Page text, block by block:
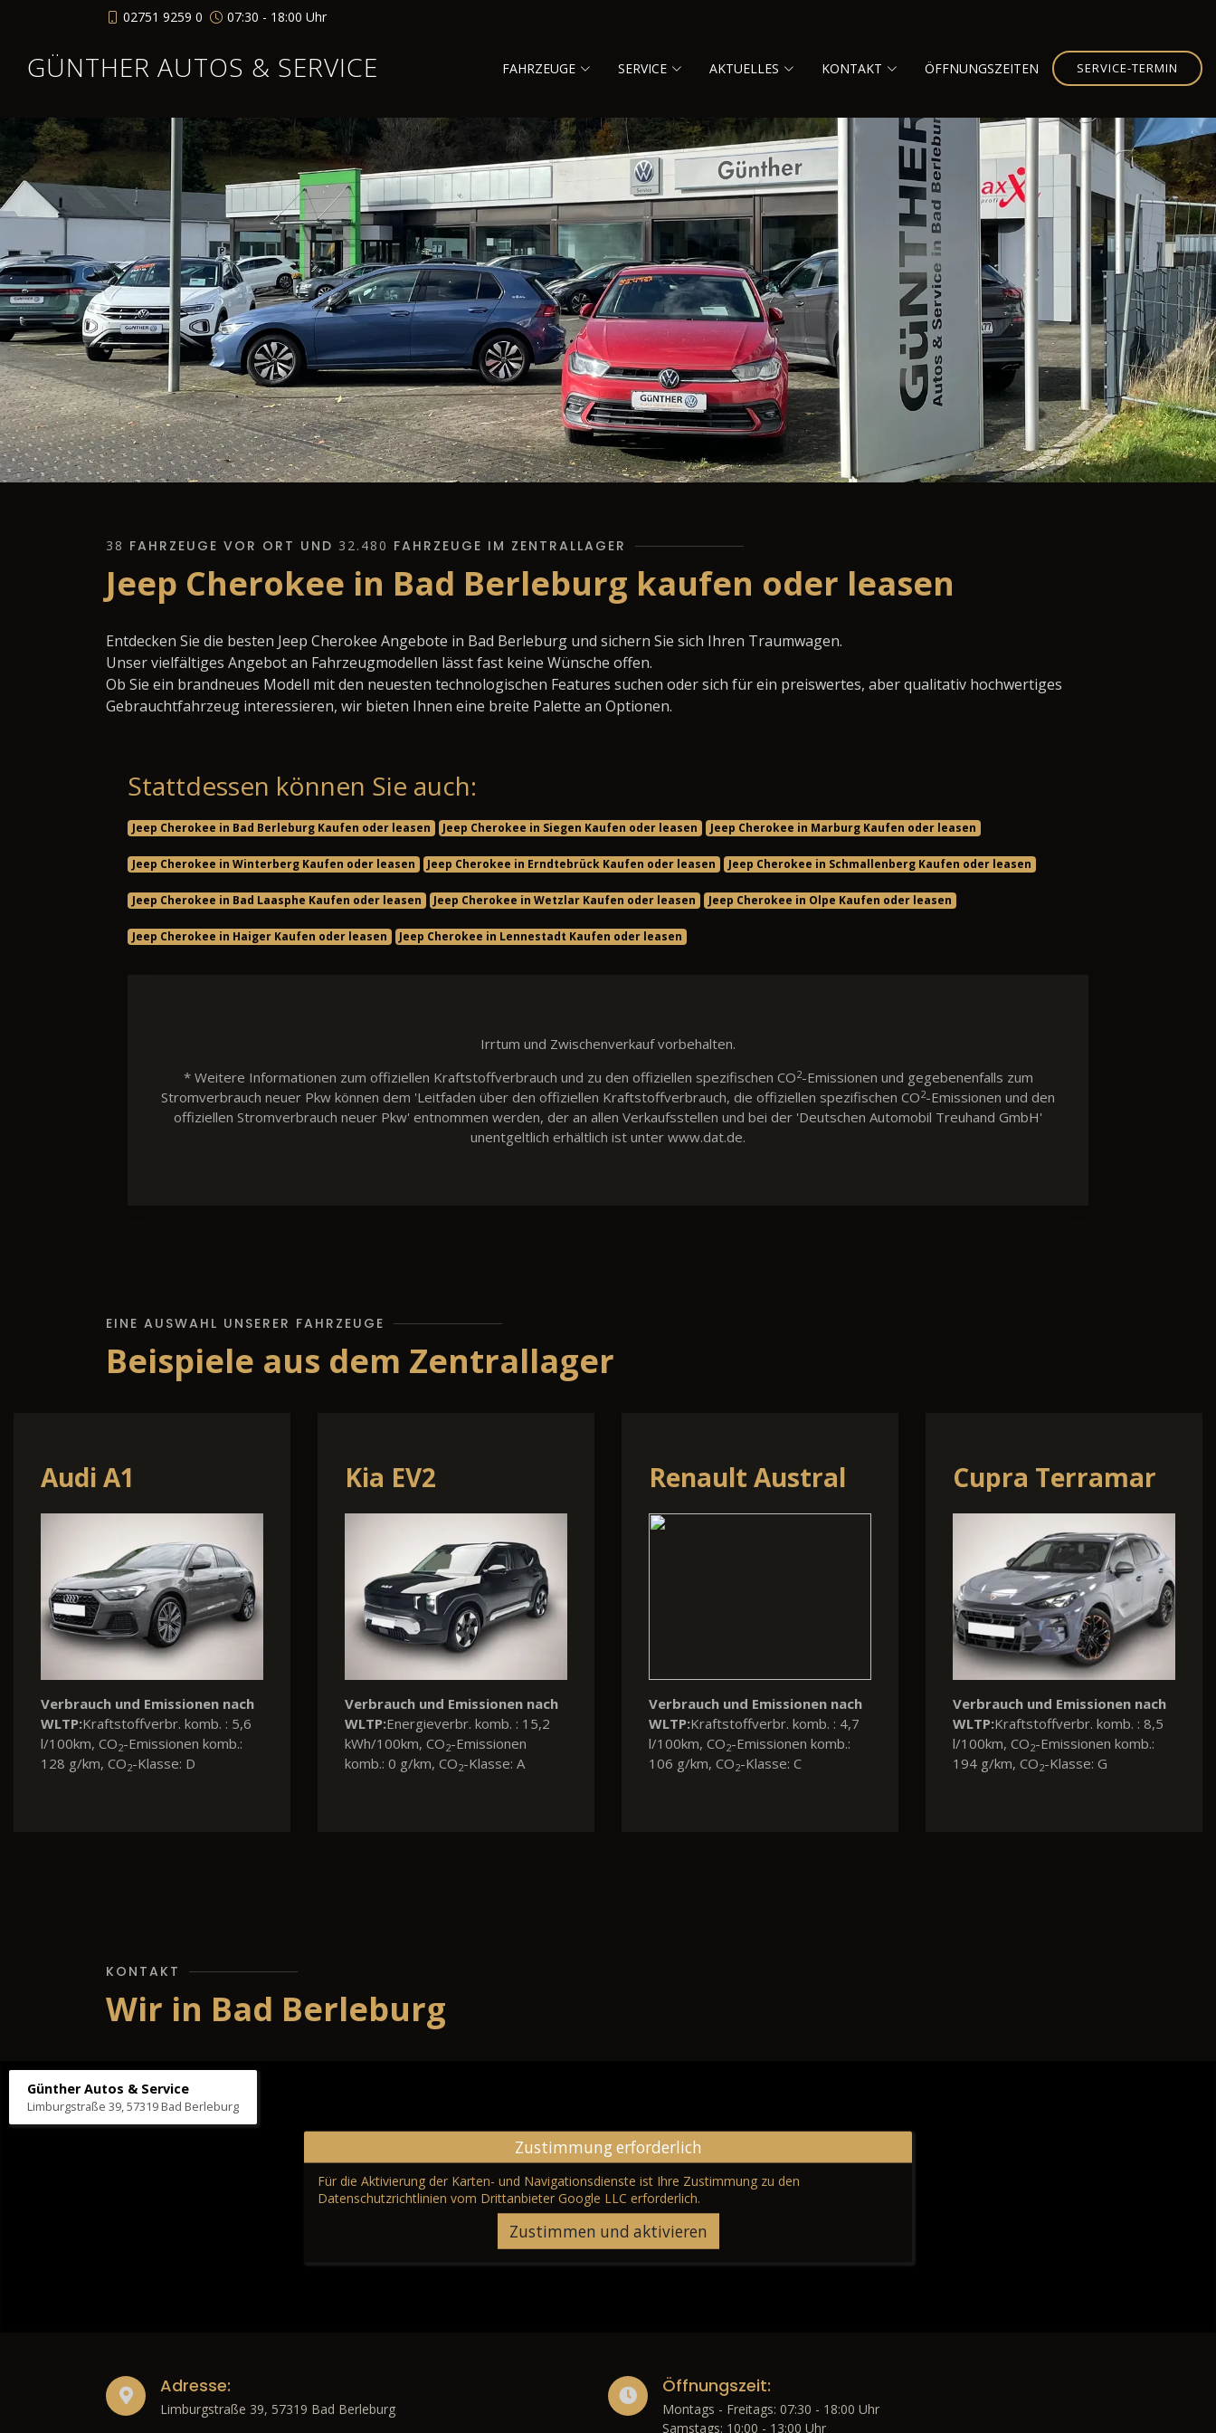
02751 9259 0 07:30 - 18:00 Uhr
GÜNTHER AUTOS & SERVICE FAHRZEUGE SERVICE AKTUELLES KONTAKT ÖFFNUNGSZEITEN SERVICE-TERMIN
38 FAHRZEUGE VOR ORT UND 32.480 FAHRZEUGE IM ZENTRALLAGER
Jeep Cherokee in Bad Berleburg kaufen oder leasen
Entdecken Sie die besten Jeep Cherokee Angebote in Bad Berleburg und sichern Sie sich Ihren Traumwagen.
Unser vielfältiges Angebot an Fahrzeugmodellen lässt fast keine Wünsche offen.
Ob Sie ein brandneues Modell mit den neuesten technologischen Features suchen oder sich für ein preiswertes, aber qualitativ hochwertiges
Gebrauchtfahrzeug interessieren, wir bieten Ihnen eine breite Palette an Optionen.
Stattdessen können Sie auch:
Jeep Cherokee in Bad Berleburg Kaufen oder leasen Jeep Cherokee in Siegen Kaufen oder leasen Jeep Cherokee in Marburg Kaufen oder leasen
Jeep Cherokee in Winterberg Kaufen oder leasen Jeep Cherokee in Erndtebrück Kaufen oder leasen Jeep Cherokee in Schmallenberg Kaufen oder leasen
Jeep Cherokee in Bad Laasphe Kaufen oder leasen Jeep Cherokee in Wetzlar Kaufen oder leasen Jeep Cherokee in Olpe Kaufen oder leasen
Jeep Cherokee in Haiger Kaufen oder leasen Jeep Cherokee in Lennestadt Kaufen oder leasen
Irrtum und Zwischenverkauf vorbehalten.
* Weitere Informationen zum offiziellen Kraftstoffverbrauch und zu den offiziellen spezifischen CO2-Emissionen und gegebenenfalls zum
Stromverbrauch neuer Pkw können dem 'Leitfaden über den offiziellen Kraftstoffverbrauch, die offiziellen spezifischen CO2-Emissionen und den
offiziellen Stromverbrauch neuer Pkw' entnommen werden, der an allen Verkaufsstellen und bei der 'Deutschen Automobil Treuhand GmbH'
unentgeltlich erhältlich ist unter www.dat.de.
EINE AUSWAHL UNSERER FAHRZEUGE
Beispiele aus dem Zentrallager
Renault Austral
Verbrauch und Emissionen nach
WLTP:Kraftstoffverbr. komb. : 4,7
l/100km, CO2-Emissionen komb.:
106 g/km, CO2-Klasse: C
Cupra Terramar
Verbrauch und Emissionen nach
WLTP:Kraftstoffverbr. komb. : 8,5
l/100km, CO2-Emissionen komb.:
194 g/km, CO2-Klasse: G
Volkswagen T-
Roc
Verbrauch und Emissionen nach
WLTP:Kraftstoffverbr. komb. : 6,4
l/100km, CO2-Emissionen komb.:
144 g/km
Audi A3
KONTAKT
Wir in Bad Berleburg
Günther Autos & Service
Limburgstraße 39, 57319 Bad Berleburg
Zustimmung erforderlich
Für die Aktivierung der Karten- und Navigationsdienste ist Ihre Zustimmung zu den
Datenschutzrichtlinien vom Drittanbieter Google LLC erforderlich.
Zustimmen und aktivieren
Adresse:
Limburgstraße 39, 57319 Bad Berleburg
Öffnungszeit:
Montags - Freitags: 07:30 - 18:00 Uhr
Samstags: 10:00 - 13:00 Uhr